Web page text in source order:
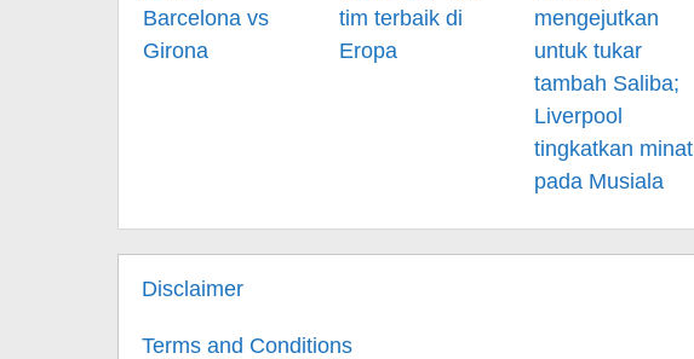
Barcelona vs
Girona
tim terbaik di
Eropa
mengejutkan
untuk tukar
tambah Saliba;
Liverpool
tingkatkan minat
pada Musiala
Disclaimer
Terms and Conditions